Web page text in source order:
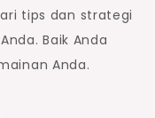
tips dan strategi
Baik Anda
Anda.